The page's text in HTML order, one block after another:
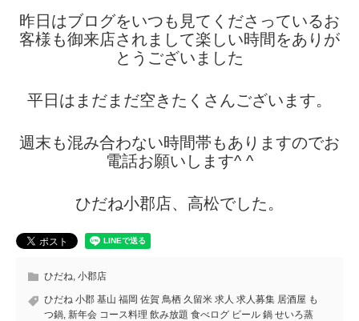
昨日はブログをいつも見てくださっているお
客様も御来店されまして楽しい時間をありが
とうございました
平日はまだまだ空きたくさんございます。
週末も混み合わない時間帯もありますのでお
電話お願いします^ ^
ひだね小郡店、高松でした。
ひだね, 小郡店
ひだね 小郡 基山 福岡 佐賀 鳥栖 久留米 求人 求人募集 居酒屋 も
つ鍋, 新年会 コース料理 飲み放題 食べログ ビール 鍋 せいろ蒸